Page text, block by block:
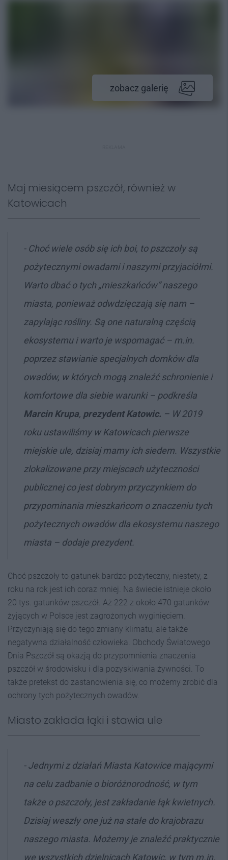
zobacz galerię
Maj miesiącem pszczół, również w
Katowicach
- Choć wiele osób się ich boi, to pszczoły są
pożytecznymi owadami i naszymi przyjaciółmi.
Warto dbać o tych „mieszkańców” naszego
miasta, ponieważ odwdzięczają się nam –
zapylając rośliny. Są one naturalną częścią
ekosystemu i warto je wspomagać – m.in.
poprzez stawianie specjalnych domków dla
owadów, w których mogą znaleźć schronienie i
komfortowe dla siebie warunki– podkreśla
Marcin Krupa, prezydent Katowic. – W 2019
roku ustawiliśmy w Katowicach pierwsze
miejskie ule, dzisiaj mamy ich siedem. Wszystkie
zlokalizowane przy miejscach użyteczności
publicznej co jest dobrym przyczynkiem do
przypominania mieszkańcom o znaczeniu tych
pożytecznych owadów dla ekosystemu naszego
miasta – dodaje prezydent.
Choć pszczoły to gatunek bardzo pożyteczny, niestety, z
roku na rok jest ich coraz mniej. Na świecie istnieje około
20 tys. gatunków pszczół. Aż 222 z około 470 gatunków
żyjących w Polsce jest zagrożonych wyginięciem.
Przyczyniają się do tego zmiany klimatu, ale także
negatywna działalność człowieka. Obchody Światowego
Dnia Pszczół są okazją do przypomnienia znaczenia
pszczół w środowisku i dla pozyskiwania żywności. To
także pretekst do zastanowienia się, co możemy zrobić dla
ochrony tych pożytecznych owadów.
Miasto zakłada łąki i stawia ule
-Jednymi z działań Miasta Katowice mającymi
na celu zadbanie o bioróżnorodność, w tym
także o pszczoły, jest zakładanie łąk kwietnych.
Dzisiaj weszły one już na stałe do krajobrazu
naszego miasta. Możemy je znaleźć praktycznie
we wszystkich dzielnicach Katowic, w tym m.in.